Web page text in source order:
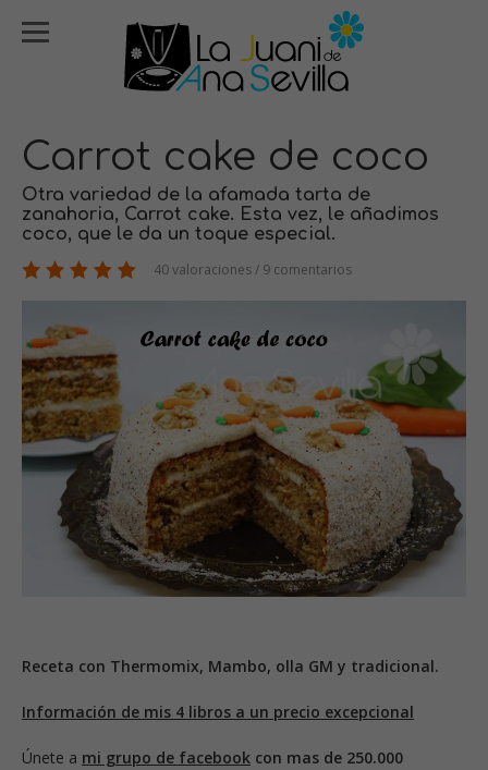
Carrot cake de coco
Otra variedad de la afamada tarta de
zanahoria, Carrot cake. Esta vez, le añadimos
coco, que le da un toque especial.
40 valoraciones / 9 comentarios
Receta con Thermomix, Mambo, olla GM y tradicional.
Información de mis 4 libros a un precio excepcional
Únete a mi grupo de facebook con mas de 250.000